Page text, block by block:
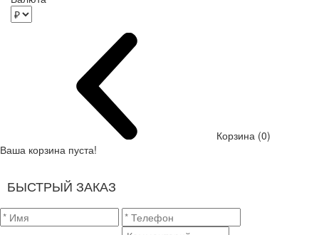
Корзина (0)
Ваша корзина пуста!
БЫСТРЫЙ ЗАКАЗ